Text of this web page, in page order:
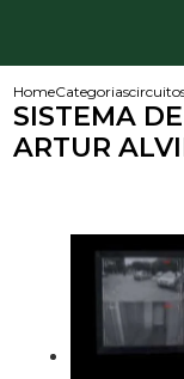
HomeCategorias
SISTEMA
ARTUR